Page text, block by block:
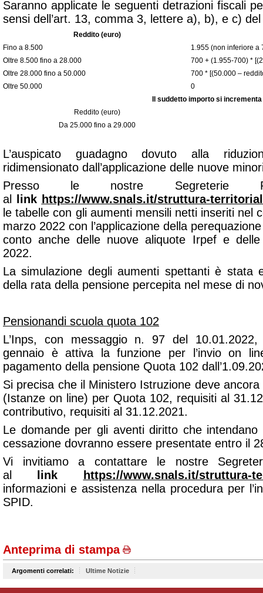
Saranno applicate le seguenti detrazioni fiscali
sensi dell’art. 13, comma 3, lettere a), b), e c)
Reddito (euro)
Fino a 8.500
1.955 (non inferiore a
Oltre 8.500 fino a 28.000
700 + (1.955-700) *
Oltre 28.000 fino a 50.000
700 * [(50.000 –
Oltre 50.000
0
Il suddetto importo si
Reddito (euro)
Da 25.000 fino a 29.000
L’auspicato guadagno dovuto alla
ridimensionato dall’applicazione delle nuove
Presso le nostre Segreterie
al
link https://www.snals.it/struttura-
le tabelle con gli aumenti mensili netti inseriti nel
marzo 2022 con l’applicazione della
conto anche delle nuove aliquote Irpef e
2022.
La simulazione degli aumenti spettanti è stata
della rata della pensione percepita nel mese di
Pensionandi scuola quota 102
L’Inps, con messaggio n. 97 del
gennaio è attiva la funzione per l’invio on
pagamento della pensione Quota 102
Si precisa che il Ministero Istruzione deve
(Istanze on line) per Quota 102, requisiti al
contributivo, requisiti al 31.12.2021.
Le domande per gli aventi diritto che
cessazione dovranno essere presentate entro il
Vi invitiamo a contattare le nostre
al
link
https://www.snals.it/struttura-
informazioni e assistenza nella procedura per
SPID.
Anteprima di stampa
Argomenti correlati: Ultime Notizie